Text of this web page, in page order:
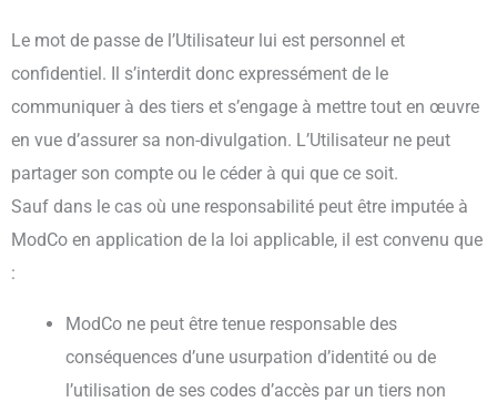
Le mot de passe de l’Utilisateur lui est personnel et
confidentiel. Il s’interdit donc expressément de le
communiquer à des tiers et s’engage à mettre tout en œuvre
en vue d’assurer sa non-divulgation. L’Utilisateur ne peut
partager son compte ou le céder à qui que ce soit.
Sauf dans le cas où une responsabilité peut être imputée à
ModCo en application de la loi applicable, il est convenu que
:
ModCo ne peut être tenue responsable des
conséquences d’une usurpation d’identité ou de
l’utilisation de ses codes d’accès par un tiers non